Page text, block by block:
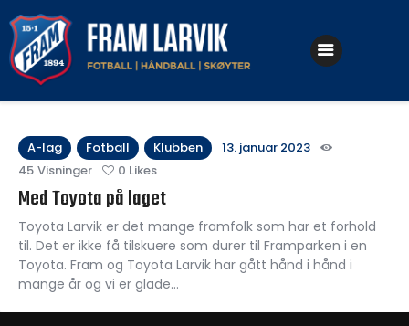
Fotball
Håndball
Skøyter
A-lag Fotball Klubben
13. januar 2023
45 Visninger 0 Likes
Med Toyota på laget
Toyota Larvik er det mange framfolk som har et forhold
til. Det er ikke få tilskuere som durer til Framparken i en
Toyota. Fram og Toyota Larvik har gått hånd i hånd i
mange år og vi er glade…